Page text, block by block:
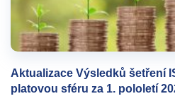
Aktualizace Výsledků šetření
platovou sféru za 1. pololetí